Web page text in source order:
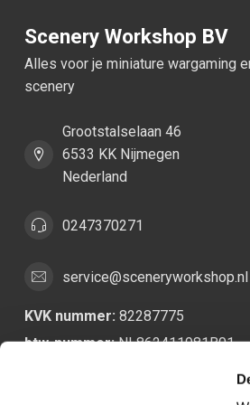
Scenery Workshop BV
Alles voor je miniature wargaming
scenery
Grootstalselaan 46
6533 KK Nijmegen
Nederland
0247370271
service@sceneryworkshop.nl
KVK nummer: 82287775
btw-nummer:NL862411981B01